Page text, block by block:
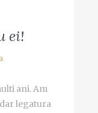
ei!
ani. Am
legatura